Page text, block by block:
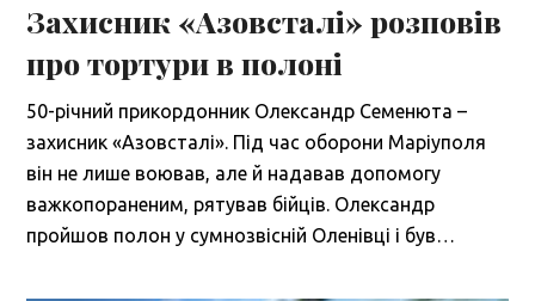
Захисник «Азовсталі» розповів
про тортури в полоні
50-річний прикордонник Олександр Семенюта –
захисник «Азовсталі». Під час оборони Маріуполя
він не лише воював, але й надавав допомогу
важкопораненим, рятував бійців. Олександр
пройшов полон у сумнозвісній Оленівці і був…